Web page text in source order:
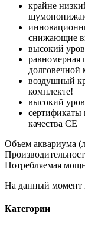
крайне
снижающие
высокий
равномерная
долговечной
воздушный
комплекте!
высокий
сертификаты
качества CE
Объем аквариума
Потребляемая
На данный момент
Категории